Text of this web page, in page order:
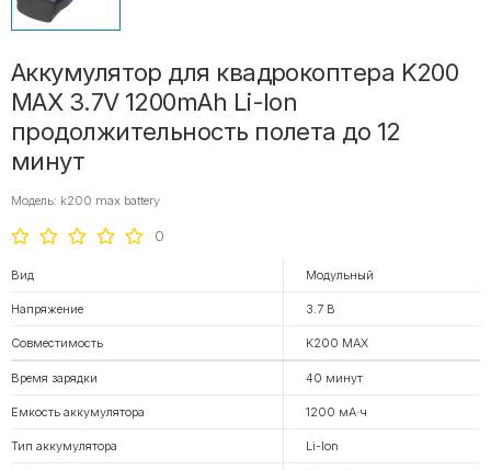
Аккумулятор для квадрокоптера K200
MAX 3.7V 1200mAh Li-Ion
продолжительность полета до 12
минут
Модель: k200 max battery
0
Вид Модульный
Напряжение 3.7 В
Совместимость K200 MAX
Время зарядки 40 минут
Емкость аккумулятора 1200 мА·ч
Тип аккумулятора Li-Ion